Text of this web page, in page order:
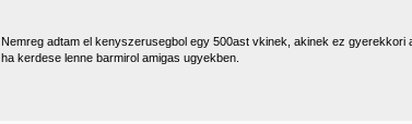
Nemreg adtam el kenyszerusegbol egy 500ast vkinek, akinek ez
ha kerdese lenne barmirol amigas ugyekben.